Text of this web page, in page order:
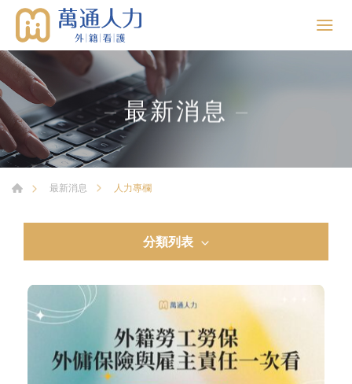
最新消息
最新消息 人力專欄
分類列表